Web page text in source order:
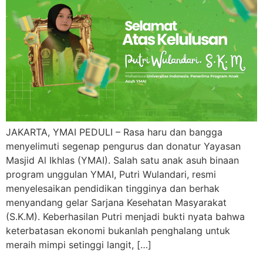
JAKARTA, YMAI PEDULI – Rasa haru dan bangga
menyelimuti segenap pengurus dan donatur Yayasan
Masjid Al Ikhlas (YMAI). Salah satu anak asuh binaan
program unggulan YMAI, Putri Wulandari, resmi
menyelesaikan pendidikan tingginya dan berhak
menyandang gelar Sarjana Kesehatan Masyarakat
(S.K.M). Keberhasilan Putri menjadi bukti nyata bahwa
keterbatasan ekonomi bukanlah penghalang untuk
meraih mimpi setinggi langit, […]